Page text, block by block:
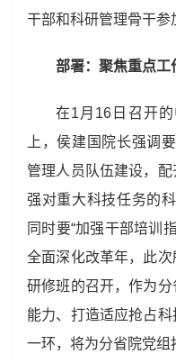
干部和科研管理骨干参
部署：聚焦重点工
在1月16日召开
上，侯建国院长强调
管理人员队伍建设，
强对重大科技任务的
同时要“加强干部培训
全面深化改革年，此
研修班的召开，作为分
能力、打造适应抢占
一环，将为分省院党组